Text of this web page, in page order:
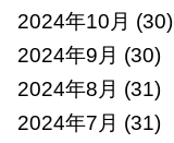
2024年10月 (30)
2024年9月 (30)
2024年8月 (31)
2024年7月 (31)